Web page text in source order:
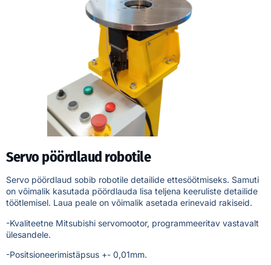
Servo pöördlaud robotile
Servo pöördlaud sobib robotile detailide ettesöötmiseks. Samuti
on võimalik kasutada pöördlauda lisa teljena keeruliste detailide
töötlemisel. Laua peale on võimalik asetada erinevaid rakiseid.
-Kvaliteetne Mitsubishi servomootor, programmeeritav vastavalt
ülesandele.
-Positsioneerimistäpsus +- 0,01mm.